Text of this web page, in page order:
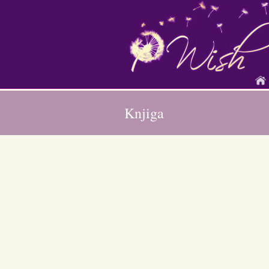
Knjiga